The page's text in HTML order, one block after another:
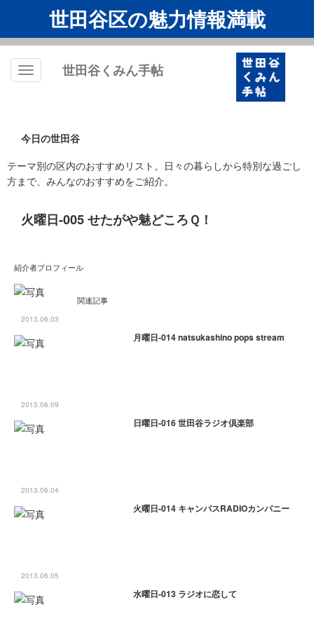
世田谷区の魅力情報満載
Toggle
世田谷くみん手帖
今日の世田谷
テーマ別の区内のおすすめリスト。日々の暮らしから特別な過ごし
方まで、みんなのおすすめをご紹介。
火曜日-005 せたがや魅どころＱ！
紹介者プロフィール
関連記事
2013.06.03
月曜日-014 natsukashino pops stream
2013.06.09
日曜日-016 世田谷ラジオ倶楽部
2013.06.04
火曜日-014 キャンパスRADIOカンパニー
2013.06.05
水曜日-013 ラジオに恋して